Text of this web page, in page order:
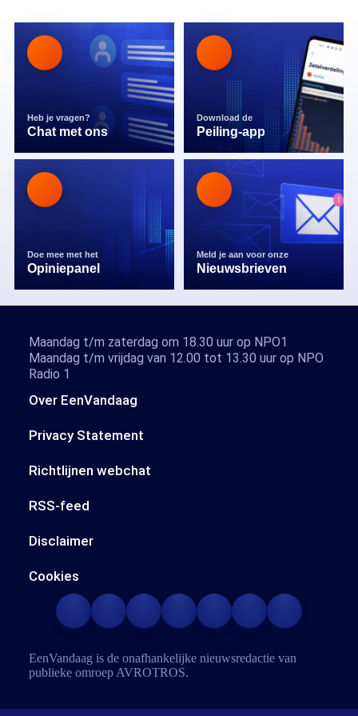
Heb je vragen?
Chat met ons
Download de
Peiling-app
Doe mee met het
Opiniepanel
Meld je aan voor onze
Nieuwsbrieven
Over EenVandaag
Privacy Statement
Richtlijnen webchat
RSS-feed
Disclaimer
Cookies
Maandag t/m zaterdag om 18.30 uur op NPO1
Maandag t/m vrijdag van 12.00 tot 13.30 uur op NPO
Radio 1
EenVandaag is de onafhankelijke nieuwsredactie van
publieke omroep AVROTROS.